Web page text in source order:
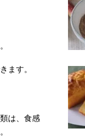
ます。
は、食感